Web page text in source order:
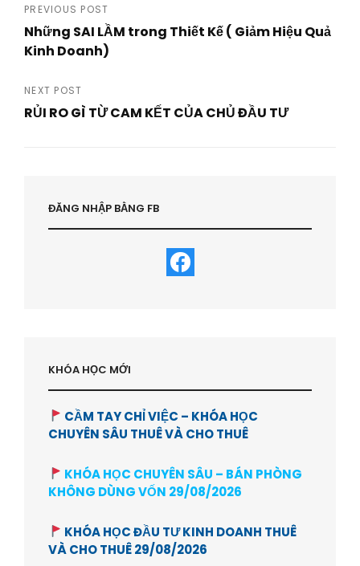
Post
navigation
PREVIOUS POST
Những SAI LẦM trong Thiết Kế ( Giảm Hiệu Quả
Kinh Doanh)
Post
NEXT POST
RỦI RO GÌ TỪ CAM KẾT CỦA CHỦ ĐẦU TƯ
ĐĂNG NHẬP BẰNG FB
KHÓA HỌC MỚI
CẦM TAY CHỈ VIỆC – KHÓA HỌC
CHUYÊN SÂU THUÊ VÀ CHO THUÊ
KHÓA HỌC CHUYÊN SÂU – BÁN PHÒNG
KHÔNG DÙNG VỐN 29/08/2026
KHÓA HỌC ĐẦU TƯ KINH DOANH THUÊ
VÀ CHO THUÊ 29/08/2026